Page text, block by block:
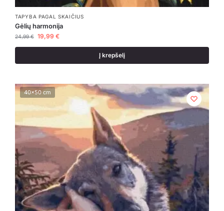
TAPYBA PAGAL SKAIČIUS
Gėlių harmonija
24,99€ 19,99 €
Į krepšelį
40x50 cm